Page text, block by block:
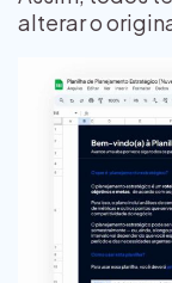
alterar o